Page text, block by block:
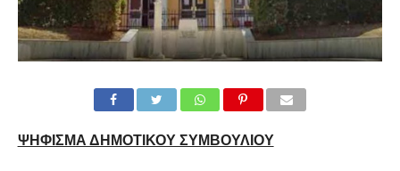
ΨΗΦΙΣΜΑ ΔΗΜΟΤΙΚΟΥ ΣΥΜΒΟΥΛΙΟΥ